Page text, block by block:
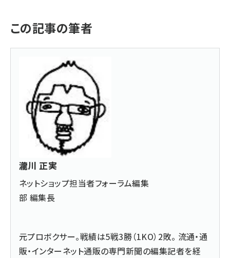
この記事の筆者
瀧川 正実
ネットショップ担当者フォーラム編集
部 編集長
元プロボクサー。戦績は5戦3勝（1KO）2敗。 流通・通
販・インターネット通販の専門新聞の編集記者を経